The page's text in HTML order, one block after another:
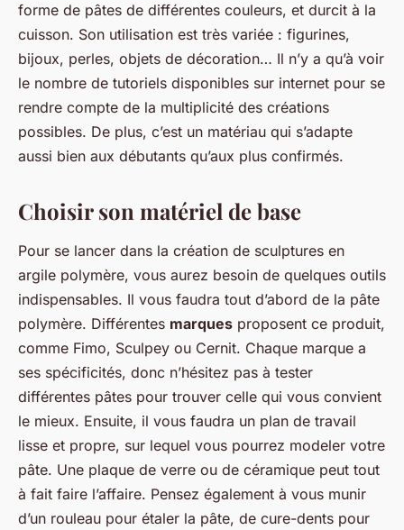
forme de pâtes de différentes couleurs, et durcit à la
cuisson. Son utilisation est très variée : figurines,
bijoux, perles, objets de décoration… Il n’y a qu’à voir
le nombre de tutoriels disponibles sur internet pour se
rendre compte de la multiplicité des créations
possibles. De plus, c’est un matériau qui s’adapte
aussi bien aux débutants qu’aux plus confirmés.
Choisir son matériel de base
Pour se lancer dans la création de sculptures en
argile polymère, vous aurez besoin de quelques outils
indispensables. Il vous faudra tout d’abord de la pâte
polymère. Différentes marques proposent ce produit,
comme Fimo, Sculpey ou Cernit. Chaque marque a
ses spécificités, donc n’hésitez pas à tester
différentes pâtes pour trouver celle qui vous convient
le mieux. Ensuite, il vous faudra un plan de travail
lisse et propre, sur lequel vous pourrez modeler votre
pâte. Une plaque de verre ou de céramique peut tout
à fait faire l’affaire. Pensez également à vous munir
d’un rouleau pour étaler la pâte, de cure-dents pour